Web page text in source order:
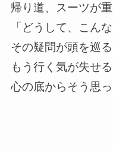
帰り道、スーツが重
「どうして、こん
その疑問が頭を巡る
もう行く気が失せる
心の底からそう思っ